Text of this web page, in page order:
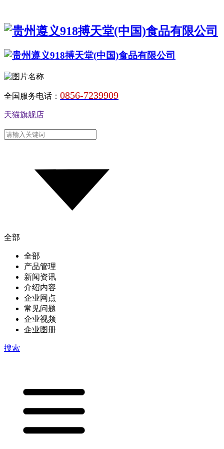
全国服务电话： 0856-7239909
天猫旗舰店
全部
全部
产品管理
新闻资讯
介绍内容
企业网点
常见问题
企业视频
企业图册
搜索